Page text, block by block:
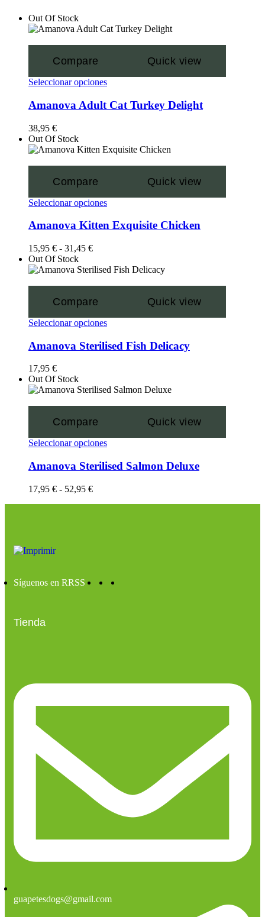
Out Of Stock
Compare Quick view
Seleccionar opciones
Amanova Adult Cat Turkey Delight
38,95 €
Out Of Stock
Compare Quick view
Seleccionar opciones
Amanova Kitten Exquisite Chicken
15,95 € - 31,45 €
Out Of Stock
Compare Quick view
Seleccionar opciones
Amanova Sterilised Fish Delicacy
17,95 €
Out Of Stock
Compare Quick view
Seleccionar opciones
Amanova Sterilised Salmon Deluxe
17,95 € - 52,95 €
Síguenos en RRSS
Tienda
guapetesdogs@gmail.com